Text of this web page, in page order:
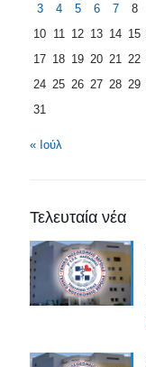
3
4 5 6 7 8
10 11 12 13 14 15
17 18 19 20 21 22
24 25 26 27 28 29
31
« Ιούλ
Τελευταία νέα